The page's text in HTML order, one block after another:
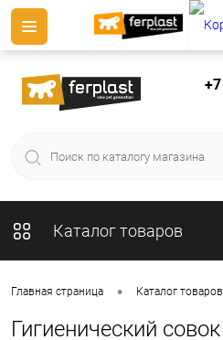
Каталог товаров
Главная страница • Каталог товаров
Гигиенический